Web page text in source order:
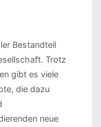
Bestandteil
Trotz
gibt es viele
die dazu
neue